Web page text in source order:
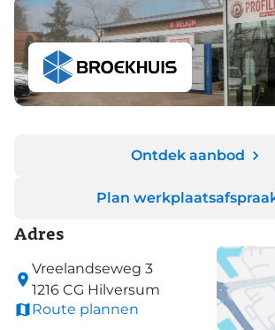
Adres
Vreelandseweg 3
1216 CG Hilversum
Route plannen
Ontdek aanbod
Plan